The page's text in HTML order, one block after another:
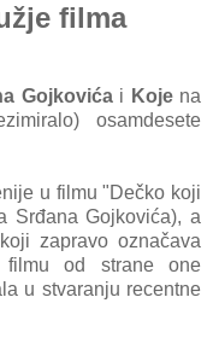
filma
Gojkovićai Kojena
osamdesete
u filmu "Dečko koji
Srđana Gojkovića), a
zapravo označava
filmu od strane one
u stvaranju recentne